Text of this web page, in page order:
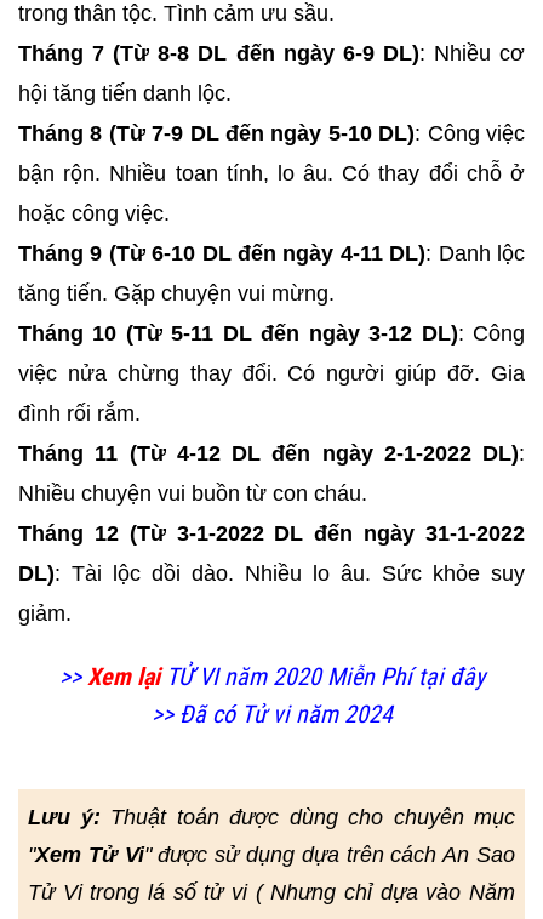
trong thân tộc. Tình cảm ưu sầu.
Tháng 7 (Từ 8-8 DL đến ngày 6-9 DL): Nhiều cơ
hội tăng tiến danh lộc.
Tháng 8 (Từ 7-9 DL đến ngày 5-10 DL): Công việc
bận rộn. Nhiều toan tính, lo âu. Có thay đổi chỗ ở
hoặc công việc.
Tháng 9 (Từ 6-10 DL đến ngày 4-11 DL): Danh lộc
tăng tiến. Gặp chuyện vui mừng.
Tháng 10 (Từ 5-11 DL đến ngày 3-12 DL): Công
việc nửa chừng thay đổi. Có người giúp đỡ. Gia
đình rối rắm.
Tháng 11 (Từ 4-12 DL đến ngày 2-1-2022 DL):
Nhiều chuyện vui buồn từ con cháu.
Tháng 12 (Từ 3-1-2022 DL đến ngày 31-1-2022
DL): Tài lộc dồi dào. Nhiều lo âu. Sức khỏe suy
giảm.
>>Xem lạiTỬ VI năm 2020 Miễn Phí tại đây
>> Đã có Tử vi năm 2024
Lưu ý: Thuật toán được dùng cho chuyên mục
"Xem Tử Vi" được sử dụng dựa trên cách An Sao
Tử Vi trong lá số tử vi ( Nhưng chỉ dựa vào Năm